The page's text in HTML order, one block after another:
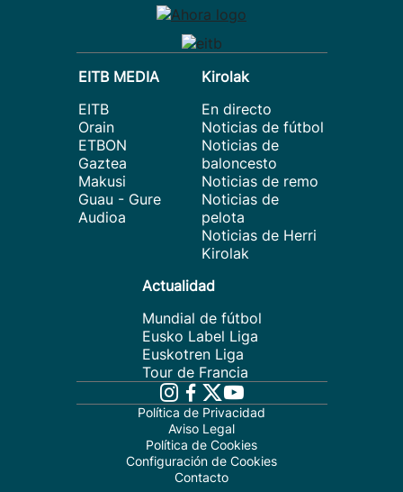
EITB MEDIA
EITB
Orain
ETBON
Gaztea
Makusi
Guau - Gure
Audioa
Kirolak
En directo
Noticias de fútbol
Noticias de
baloncesto
Noticias de remo
Noticias de
pelota
Noticias de Herri
Kirolak
Actualidad
Mundial de fútbol
Eusko Label Liga
Euskotren Liga
Tour de Francia
Política de Privacidad
Aviso Legal
Política de Cookies
Configuración de Cookies
Contacto